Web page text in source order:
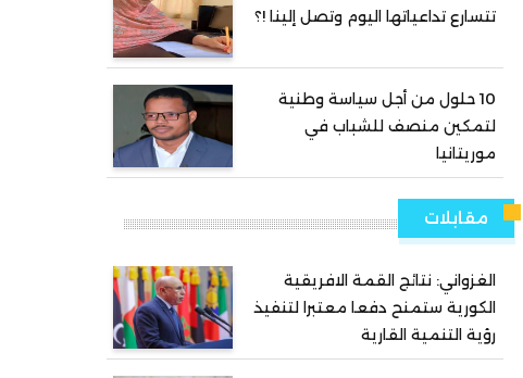
تتسارع تداعياتها اليوم وتصل إلينا !؟
10 حلول من أجل سياسة وطنية
لتمكين منصف للشباب في
موريتانيا
مقابلات
الغزواني: نتائج القمة الافريقية
الكورية ستمنح دفعا معتبرا لتنفيذ
رؤية التنمية القارية